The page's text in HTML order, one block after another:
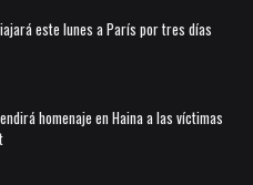
este lunes a París por tres días
homenaje en Haina a las víctimas